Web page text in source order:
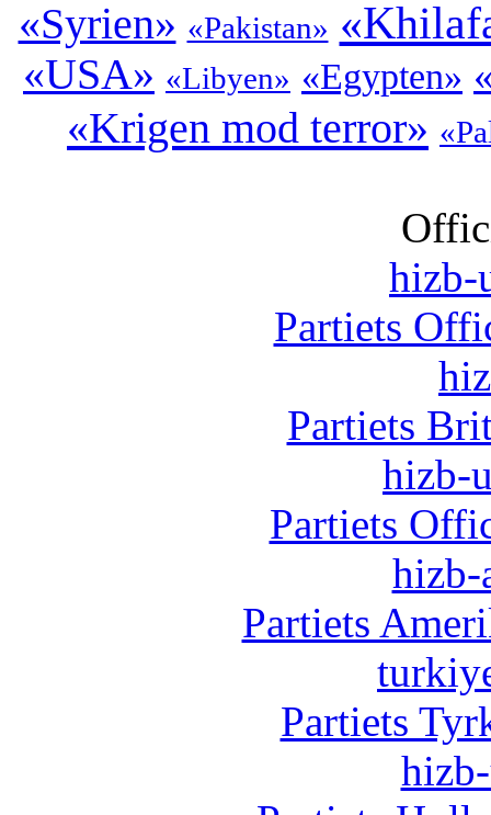
«Syrien» «Pakistan»
«USA» «Libyen» «Egypten»
«Krigen mod terror»
hizb-
Partiets
Partiets
hizb-
Partiets
hizb-
Partiets
Partiets